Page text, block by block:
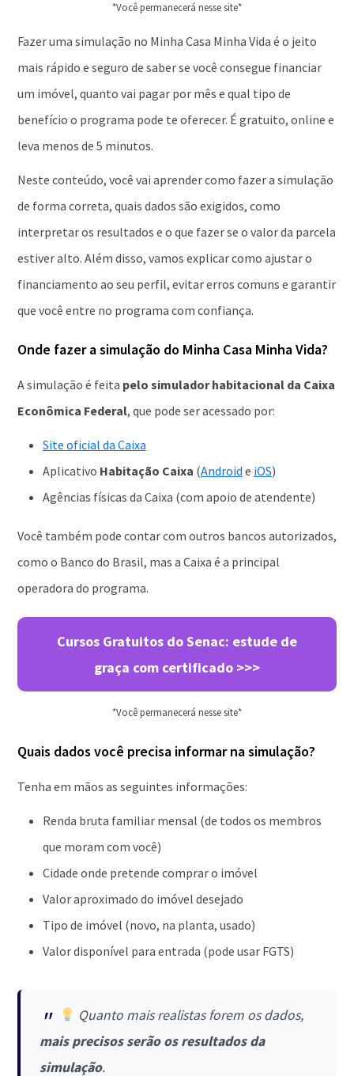
*Você permanecerá nesse site*
Fazer uma simulação no Minha Casa Minha Vida é o jeito
mais rápido e seguro de saber se você consegue financiar
um imóvel, quanto vai pagar por mês e qual tipo de
benefício o programa pode te oferecer. É gratuito, online e
leva menos de 5 minutos.
Neste conteúdo, você vai aprender como fazer a simulação
de forma correta, quais dados são exigidos, como
interpretar os resultados e o que fazer se o valor da parcela
estiver alto. Além disso, vamos explicar como ajustar o
financiamento ao seu perfil, evitar erros comuns e garantir
que você entre no programa com confiança.
Onde fazer a simulação do Minha Casa Minha Vida?
A simulação é feita pelo simulador habitacional da Caixa
Econômica Federal, que pode ser acessado por:
Site oficial da Caixa
Aplicativo Habitação Caixa (Android e iOS)
Agências físicas da Caixa (com apoio de atendente)
Você também pode contar com outros bancos autorizados,
como o Banco do Brasil, mas a Caixa é a principal
operadora do programa.
Cursos Gratuitos do Senac: estude de
graça com certificado >>>
*Você permanecerá nesse site*
Quais dados você precisa informar na simulação?
Tenha em mãos as seguintes informações:
Renda bruta familiar mensal (de todos os membros
que moram com você)
Cidade onde pretende comprar o imóvel
Valor aproximado do imóvel desejado
Tipo de imóvel (novo, na planta, usado)
Valor disponível para entrada (pode usar FGTS)
Quanto mais realistas forem os dados,
mais precisos serão os resultados da
simulação.